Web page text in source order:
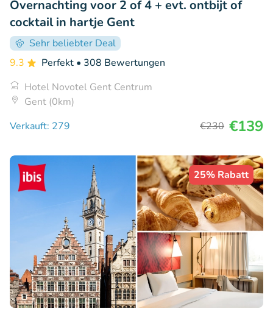
Overnachting voor 2 of 4 + evt. ontbijt of
cocktail in hartje Gent
Sehr beliebter Deal
9.3
Perfekt • 308 Bewertungen
Hotel Novotel Gent Centrum
Gent (0km)
Verkauft: 279
€230 €139
25% Rabatt